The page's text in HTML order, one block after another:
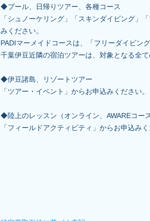
◆プール、日帰りツアー、各種コース
「シュノーケリング」「スキンダイビング」
みください。
PADIマーメイドコースは、「フリーダイビン
千葉伊豆近隣の宿泊ツアーは、対象となる全
◆伊豆諸島、リゾートツアー
「ツアー・イベント」からお申込みください。
◆陸上のレッスン（オンライン、AWAREコース
「フィールドアクティビティ」からお申込みく